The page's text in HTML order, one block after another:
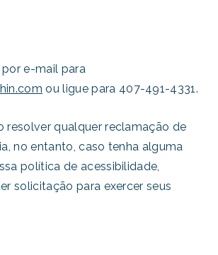
e-mail para
ou ligue para 407-491-4331.
resolver qualquer reclamação de
no entanto, caso tenha alguma
política de acessibilidade,
solicitação para exercer seus